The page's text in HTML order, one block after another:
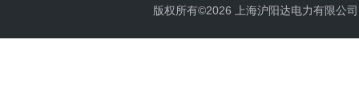
版权所有©2026 上海沪阳达电力有限公